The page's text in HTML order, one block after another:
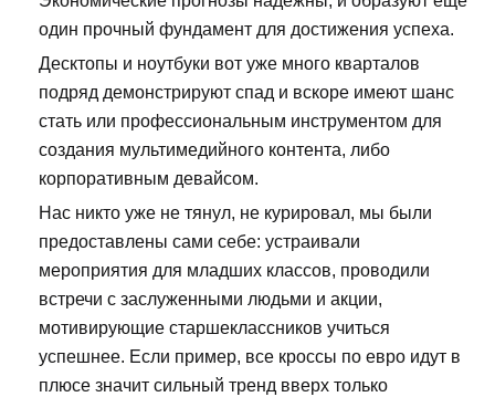
один прочный фундамент для достижения успеха.
Десктопы и ноутбуки вот уже много кварталов
подряд демонстрируют спад и вскоре имеют шанс
стать или профессиональным инструментом для
создания мультимедийного контента, либо
корпоративным девайсом.
Нас никто уже не тянул, не курировал, мы были
предоставлены сами себе: устраивали
мероприятия для младших классов, проводили
встречи с заслуженными людьми и акции,
мотивирующие старшеклассников учиться
успешнее. Если пример, все кроссы по евро идут в
плюсе значит сильный тренд вверх только